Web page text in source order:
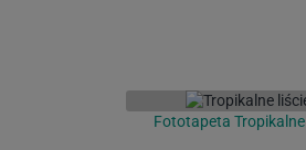
Fototapeta